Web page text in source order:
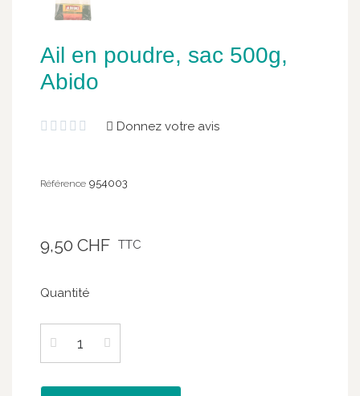
Ail en poudre, sac 500g,
Abido
     Donnez votre avis
Référence 954003
9,50 CHF TTC
Quantité